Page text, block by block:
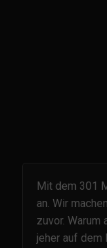
Mit dem 301
an. Wir
zuvor. Warum
jeher auf dem